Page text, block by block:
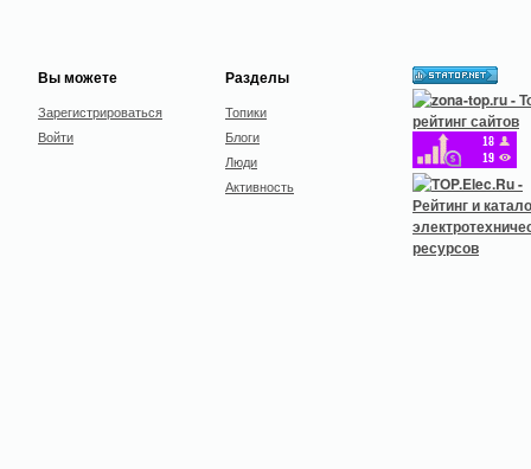
Вы можете
Зарегистрироваться
Войти
Разделы
Топики
Блоги
Люди
Активность